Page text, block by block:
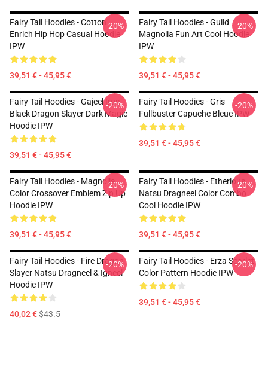
Fairy Tail Hoodies - Cotton
Enrich Hip Hop Casual Hoodie
IPW
39,51 € - 45,95 €
-20%
Fairy Tail Hoodies - Guild
Magnolia Fun Art Cool Hoodie
IPW
39,51 € - 45,95 €
-20%
Fairy Tail Hoodies - Gajeel Iron
Black Dragon Slayer Dark Magic
Hoodie IPW
39,51 € - 45,95 €
-20%
Fairy Tail Hoodies - Gris
Fullbuster Capuche Bleue IPW
39,51 € - 45,95 €
-20%
Fairy Tail Hoodies - Magnolia
Color Crossover Emblem Zip Up
Hoodie IPW
39,51 € - 45,95 €
-20%
Fairy Tail Hoodies - Etherious
Natsu Dragneel Color Combo
Cool Hoodie IPW
39,51 € - 45,95 €
-20%
Fairy Tail Hoodies - Fire Dragon
Slayer Natsu Dragneel & Igneel
Hoodie IPW
40,02 €$43.5
-20%
Fairy Tail Hoodies - Erza Scarlet
Color Pattern Hoodie IPW
39,51 € - 45,95 €
-20%